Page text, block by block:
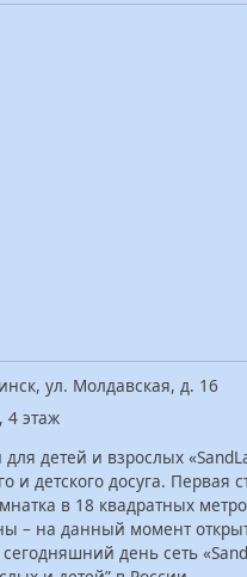
ул. Молдавская, д. 16
4 этаж
детей и взрослых
детского досуга. Первая
в 18 квадратных
– на данный момент
день сеть